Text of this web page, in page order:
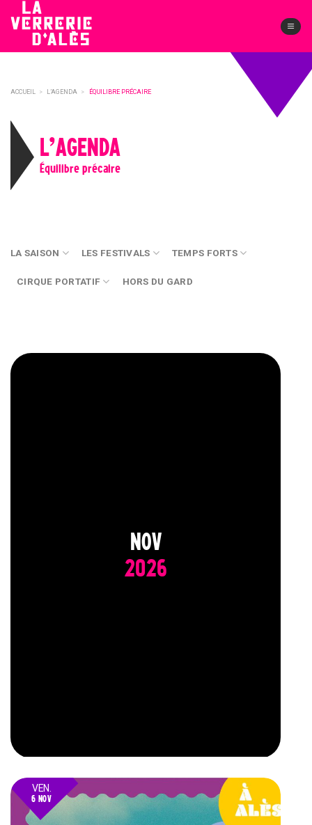
content
ACCUEIL > L’AGENDA > ÉQUILIBRE PRÉCAIRE
L’AGENDA
Équilibre précaire
LA SAISON LES FESTIVALS TEMPS FORTS
CIRQUE PORTATIF HORS DU GARD
NOV
2026
VEN.
6 NOV